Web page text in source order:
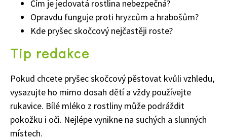
Čím je jedovatá rostlina nebezpečná?
Opravdu funguje proti hryzcům a hrabošům?
Kde pryšec skočcový nejčastěji roste?
Tip redakce
Pokud chcete pryšec skočcový pěstovat kvůli vzhledu,
vysazujte ho mimo dosah dětí a vždy používejte
rukavice. Bílé mléko z rostliny může podráždit
pokožku i oči. Nejlépe vynikne na suchých a slunných
místech.